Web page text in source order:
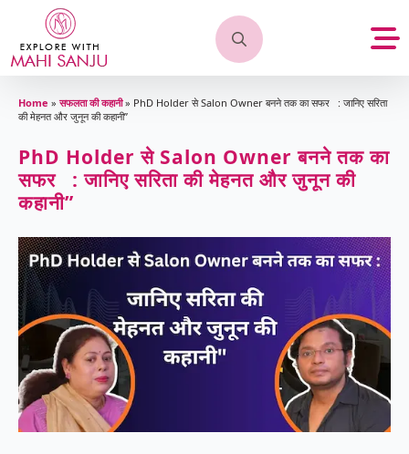
Search
Home »सफलता की कहानी» PhD Holder से Salon Owner बनने तक का सफर : जानिए सरिता
की मेहनत और जुनून की कहानी”
PhD Holder से Salon Owner बनने तक का
सफर : जानिए सरिता की मेहनत और जुनून की
कहानी”